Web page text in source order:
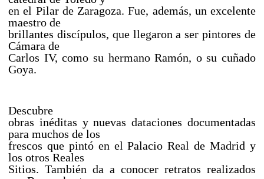
en el Pilar de Zaragoza. Fue, además, un excelente
maestro de
brillantes discípulos, que llegaron a ser pintores de
Cámara de
Carlos IV, como su hermano Ramón, o su cuñado
Goya.
Descubre
obras inéditas y nuevas dataciones documentadas
para muchos de los
frescos que pintó en el Palacio Real de Madrid y
los otros Reales
Sitios. También da a conocer retratos realizados